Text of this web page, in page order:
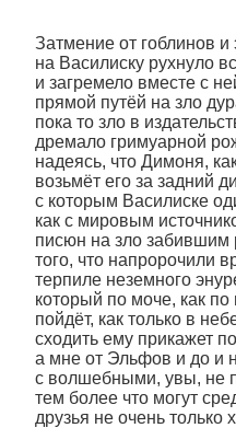
Затмение от гоблинов и
на Василиску рухнуло
и загремело вместе с
прямой путёй на зло
пока то зло в
дремало гримуарной
надеясь, что Димоня,
возьмёт его за задний
с которым Василиске
как с мировым
писюн на зло забившим
того, что напророчили
терпиле неземного
который по моче, как по
пойдёт, как только в
сходить ему прикажет
а мне от Эльфов и до и
с волшебными, увы, не
тем более что могут
друзья не очень только